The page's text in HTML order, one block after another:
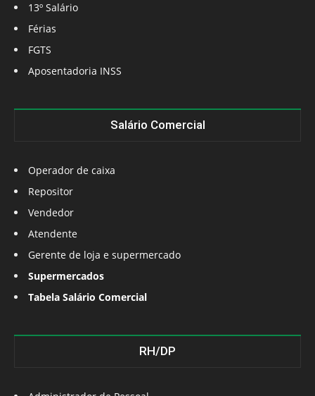
13º Salário
Férias
FGTS
Aposentadoria INSS
Salário Comercial
Operador de caixa
Repositor
Vendedor
Atendente
Gerente de loja e supermercado
Supermercados
Tabela Salário Comercial
RH/DP